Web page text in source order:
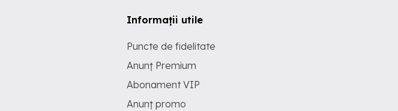
Informații utile
Puncte de fidelitate
Anunț Premium
Abonament VIP
Anunț promo